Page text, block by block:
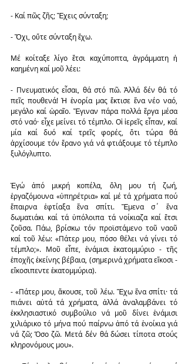
- Καί πῶς ζῆς; Ἔχεις σύνταξη;
- Ὄχι, οὔτε σύνταξη ἔχω.
Μέ κοίταξε λίγο ἔτσι καχύποπτα, ἀγράμματη ἡ
καημένη καί μοῦ λέει:
- Πνευματικός εἶσαι, θά στό πῶ. Ἀλλά δέν θά τό
πεῖς πουθενά! Ἡ ἐνορία μας ἔκτισε ἕνα νέο ναό,
μεγάλο καί ὡραῖο. Ἔγιναν πάρα πολλά ἔργα μέσα
στό ναό· εἶχε μείνει τό τέμπλο. Οἱ ἱερεῖς εἶπαν, καί
μία καί δυό καί τρεῖς φορές, ὅτι τώρα θά
ἀρχίσουμε τόν ἔρανο γιά νά φτιάξουμε τό τέμπλο
ξυλόγλυπτο.
Ἐγώ ἀπό μικρή κοπέλα, ὅλη μου τή ζωή,
ἐργαζόμουνα «ὑπηρέτρια» καί μέ τά χρήματα πού
ἔπαιρνα ἐφτίαξα ἕνα σπίτι. Ἔμενα σ΄ ἕνα
δωματιάκι καί τά ὑπόλοιπα τά νοίκιαζα καί ἔτσι
ζοῦσα. Πάω, βρίσκω τόν προϊστάμενο τοῦ ναοῦ
καί τοῦ λέω: «Πάτερ μου, πόσο θέλει νά γίνει τό
τέμπλο;». Μοῦ εἶπε, ἑνάμισι ἑκατομμύριο - τῆς
ἐποχῆς ἐκείνης βέβαια, (σημερινά χρήματα εἴκοσι -
εἴκοσιπεντε ἑκατομμύρια).
- «Πάτερ μου, ἄκουσε, τοῦ λέω. Ἔχω ἕνα σπίτι· τά
πιάνει αὐτά τά χρήματα, ἀλλά ἀναλαμβάνει τό
ἐκκλησιαστικό συμβούλιο νά μοῦ δίνει ἑνάμισι
χιλιάρικο τό μήνα πού παίρνω ἀπό τά ἐνοίκια γιά
νά ζῶ; Ὅσο ζῶ. Μετά δέν θά δώσει τίποτα στούς
κληρονόμους μου».